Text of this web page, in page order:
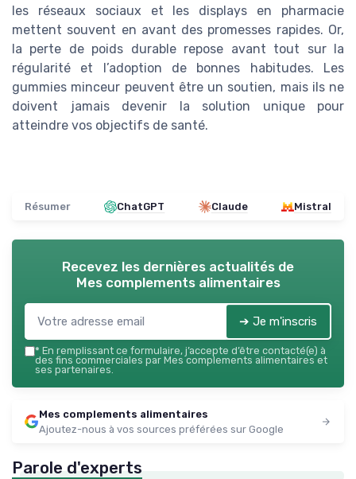
les réseaux sociaux et les displays en pharmacie
mettent souvent en avant des promesses rapides. Or,
la perte de poids durable repose avant tout sur la
régularité et l’adoption de bonnes habitudes. Les
gummies minceur peuvent être un soutien, mais ils ne
doivent jamais devenir la solution unique pour
atteindre vos objectifs de santé.
Résumer ChatGPT Claude Mistral
Recevez les dernières actualités de
Mes complements alimentaires
➔ Je m'inscris
* En remplissant ce formulaire, j’accepte d’être contacté(e) à
des fins commerciales par Mes complements alimentaires et
ses partenaires.
Mes complements alimentaires
Ajoutez-nous à vos sources préférées sur Google
Parole d'experts